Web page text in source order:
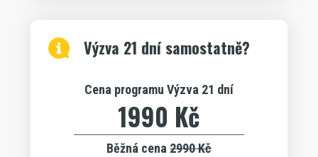
Výzva 21 dní samostatně?
Cena programu Výzva 21 dní
1990 Kč
Běžná cena2990 Kč